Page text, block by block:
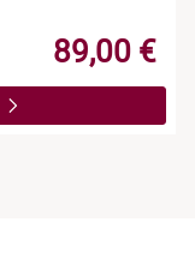
89,00 €